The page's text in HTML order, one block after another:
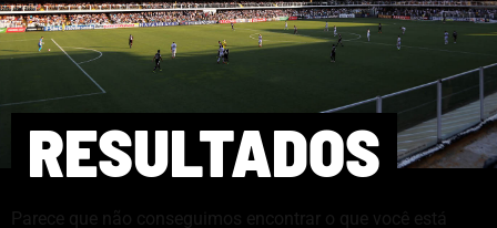
RESULTADOS
Parece que não conseguimos encontrar o que você está